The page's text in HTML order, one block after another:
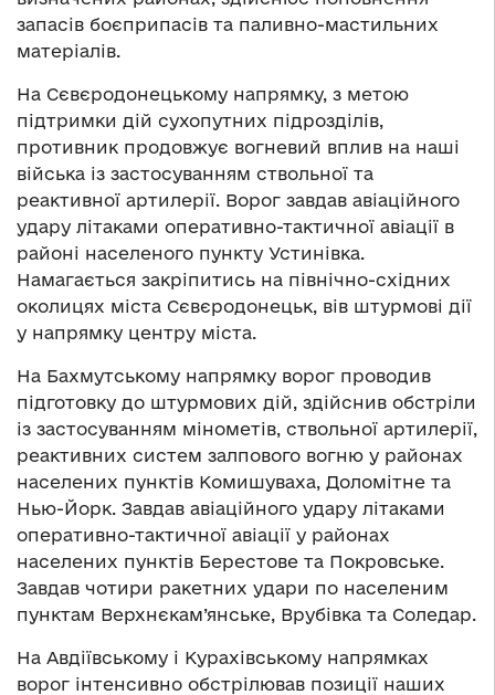
запасів боєприпасів та паливно-мастильних
матеріалів.
На Сєвєродонецькому напрямку, з метою
підтримки дій сухопутних підрозділів,
противник продовжує вогневий вплив на наші
війська із застосуванням ствольної та
реактивної артилерії. Ворог завдав авіаційного
удару літаками оперативно-тактичної авіації в
районі населеного пункту Устинівка.
Намагається закріпитись на північно-східних
околицях міста Сєвєродонецьк, вів штурмові дії
у напрямку центру міста.
На Бахмутському напрямку ворог проводив
підготовку до штурмових дій, здійснив обстріли
із застосуванням мінометів, ствольної артилерії,
реактивних систем залпового вогню у районах
населених пунктів Комишуваха, Доломітне та
Нью-Йорк. Завдав авіаційного удару літаками
оперативно-тактичної авіації у районах
населених пунктів Берестове та Покровське.
Завдав чотири ракетних удари по населеним
пунктам Верхнєкам’янське, Врубівка та Соледар.
На Авдіївському і Курахівському напрямках
ворог інтенсивно обстрілював позиції наших